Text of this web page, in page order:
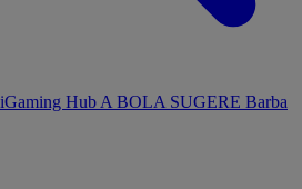
iGaming Hub A BOLA SUGERE Barba